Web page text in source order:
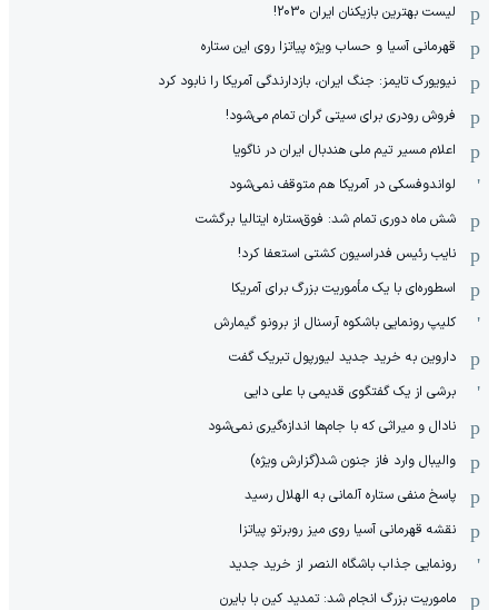
لیست بهترین بازیکنان ایران 2030!
قهرمانی آسیا و حساب ویژه پیاتزا روی این ستاره
نیویورک تایمز: جنگ ایران، بازدارندگی آمریکا را نابود کرد
فروش رودری برای سیتی گران تمام می‌شود!
اعلام مسیر تیم ملی هندبال ایران در ناگویا
لواندوفسکی در آمریکا هم متوقف نمی‌شود
شش ماه دوری تمام شد: فوق‌ستاره ایتالیا برگشت
نایب رئیس فدراسیون کشتی استعفا کرد!
اسطوره‌ای با یک مأموریت بزرگ برای آمریکا
کلیپ رونمایی باشکوه آرسنال از برونو گیمارش
داروین به خرید جدید لیورپول تبریک گفت
برشی از یک گفتگوی قدیمی با علی دایی
نادال و میراثی که با جام‌ها اندازه‌گیری نمی‌شود
والیبال وارد فاز جنون شد(گزارش ویژه)
پاسخ منفی ستاره آلمانی به الهلال رسید
نقشه قهرمانی آسیا روی میز روبرتو پیاتزا
رونمایی جذاب باشگاه النصر از خرید جدید
ماموریت بزرگ انجام شد: تمدید کین با بایرن